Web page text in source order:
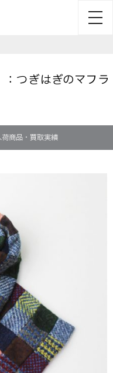
つぎはぎのマフラ
商品・買取実績